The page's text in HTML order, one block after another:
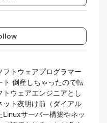
フトウェアプログラマー
ト 倒産しちゃったので転
ウェアエンジニアとし
ット夜明け前（ダイアル
Linuxサーバー構築やネッ